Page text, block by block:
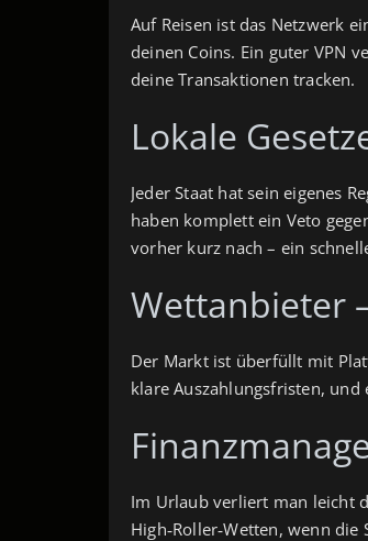
Auf Reisen ist das Netzwerk
deinen Coins. Ein guter VPN
deine Transaktionen tracken.
Lokale
Jeder Staat hat sein eigenes
haben komplett ein Veto
vorher kurz nach – ein
Wettanbieter
Der Markt ist überfüllt mit
klare Auszahlungsfristen, und
Im Urlaub verliert man leicht
High‑Roller‑Wetten, wenn